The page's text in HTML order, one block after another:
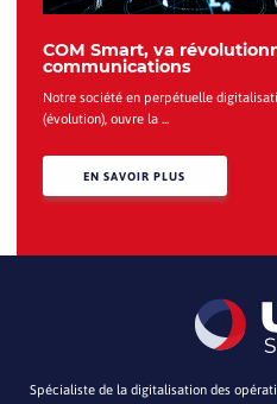
COM Smart, va
communications
Notre société en perpétuelle
(évolution), ouvre la ...
EN SAVOIR PLUS
Spécialiste de la digitalisation des